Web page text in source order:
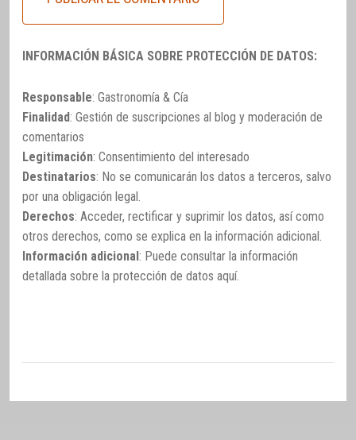
INFORMACIÓN BÁSICA SOBRE PROTECCIÓN DE DATOS:
Responsable: Gastronomía & Cía
Finalidad: Gestión de suscripciones al blog y moderación de
comentarios
Legitimación: Consentimiento del interesado
Destinatarios: No se comunicarán los datos a terceros, salvo
por una obligación legal.
Derechos: Acceder, rectificar y suprimir los datos, así como
otros derechos, como se explica en la información adicional.
Información adicional: Puede consultar la información
detallada sobre la protección de datos aquí.